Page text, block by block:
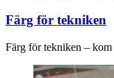
Färg för tekniken
Färg för tekniken – kom